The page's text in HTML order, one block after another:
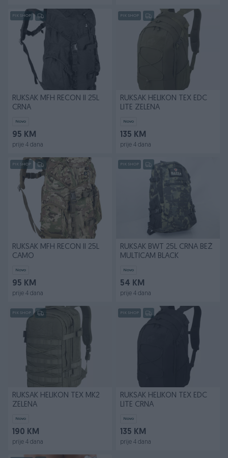
PIK SHOP
RUKSAK MFH RECON II 25L
CRNA
Novo
95 KM
prije 4 dana
PIK SHOP
RUKSAK HELIKON TEX EDC
LITE ZELENA
Novo
135 KM
prije 4 dana
PIK SHOP
RUKSAK MFH RECON II 25L
CAMO
Novo
95 KM
prije 4 dana
PIK SHOP
RUKSAK BWT 25L CRNA BEŽ
MULTICAM BLACK
Novo
54 KM
prije 4 dana
PIK SHOP
RUKSAK HELIKON TEX MK2
ZELENA
Novo
190 KM
prije 4 dana
PIK SHOP
RUKSAK HELIKON TEX EDC
LITE CRNA
Novo
135 KM
prije 4 dana